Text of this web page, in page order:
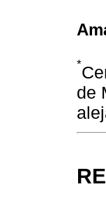
*
de